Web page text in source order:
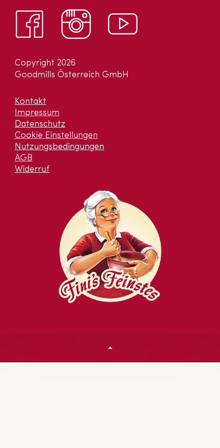
Copyright 2026
Goodmills Österreich GmbH
Kontakt
Impressum
Datenschutz
Cookie Einstellungen
Nutzungsbedingungen
AGB
Widerruf